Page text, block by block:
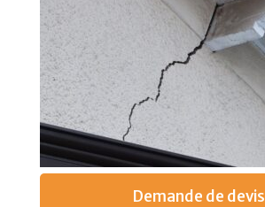
Demande de devis